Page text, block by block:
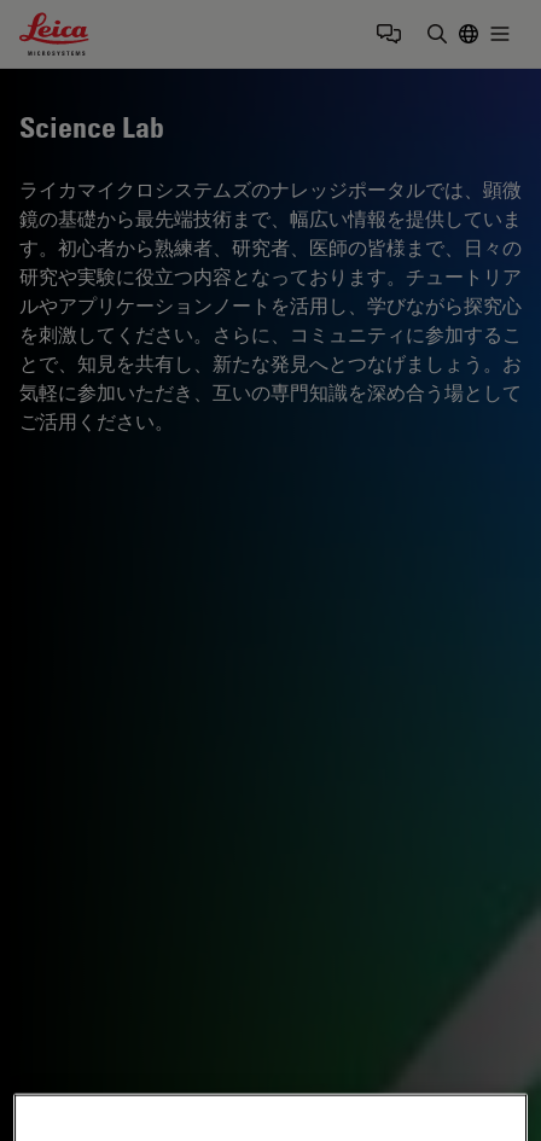
Leica Microsystems Logo
Science Lab
ライカマイクロシステムズのナレッジポータルでは、顕微
鏡の基礎から最先端技術まで、幅広い情報を提供していま
す。初心者から熟練者、研究者、医師の皆様まで、日々の
研究や実験に役立つ内容となっております。チュートリア
ルやアプリケーションノートを活用し、学びながら探究心
を刺激してください。さらに、コミュニティに参加するこ
とで、知見を共有し、新たな発見へとつなげましょう。お
気軽に参加いただき、互いの専門知識を深め合う場として
ご活用ください。